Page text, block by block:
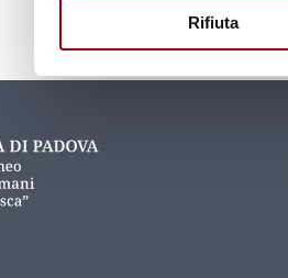
Rifiuta